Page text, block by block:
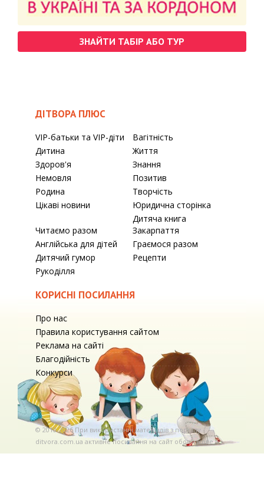
ЗНАЙТИ ТАБІР АБО ТУР
ДІТВОРА ПЛЮС
VIP-батьки та VIP-діти
Вагітність
Дитина
Життя
Здоров'я
Знання
Немовля
Позитив
Родина
Творчість
Цікаві новини
Юридична сторінка
Читаємо разом
Дитяча книга
Закарпаття
Англійська для дітей
Граємося разом
Дитячий гумор
Рецепти
Рукоділля
КОРИСНІ ПОСИЛАННЯ
Про нас
Правила користування сайтом
Реклама на сайті
Благодійність
Конкурси
© 2010-2026 При використаннi матерiалiв з порталу
ditvora.com.ua активне посилання на сайт обов'язкове. .